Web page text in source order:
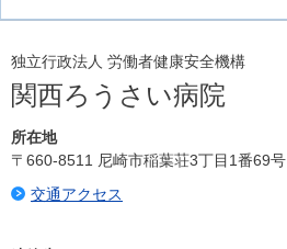
独立行政法人 労働者健康安全機構
関西ろうさい病院
所在地
〒660-8511 尼崎市稲葉荘3丁目1番69号
交通アクセス